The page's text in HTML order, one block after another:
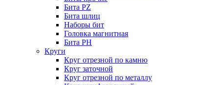
Бита PZ
Бита шлиц
Наборы бит
Головка магнитная
Бита PH
Круги
Круг отрезной по камню
Круг заточной
Круг отрезной по металлу